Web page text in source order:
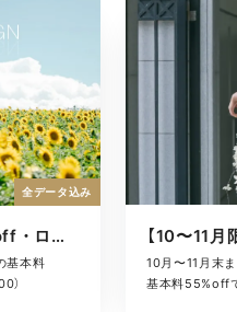
【7〜9月限定】基本料50%off・ロケキャンペーン
基本料
）
全データ込み
10月〜11月末
基本料55%off